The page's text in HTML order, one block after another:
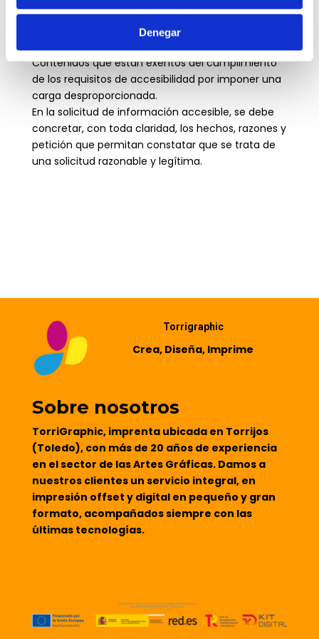
Denegar
Contenidos que están excluidos del ámbito de
aplicación del RD 1112/2018 según lo establecido por
el artículo 3, apartado 4.
Contenidos que están exentos del cumplimiento
de los requisitos de accesibilidad por imponer una
carga desproporcionada.
En la solicitud de información accesible, se debe
concretar, con toda claridad, los hechos, razones y
petición que permitan constatar que se trata de
una solicitud razonable y legítima.
Torrigraphic
Crea, Diseña, Imprime
Sobre nosotros
TorriGraphic, imprenta ubicada en Torrijos
(Toledo), con más de 20 años de experiencia
en el sector de las Artes Gráficas. Damos a
nuestros clientes un servicio integral, en
impresión offset y digital en pequeño y gran
formato, acompañados siempre con las
últimas tecnologías.